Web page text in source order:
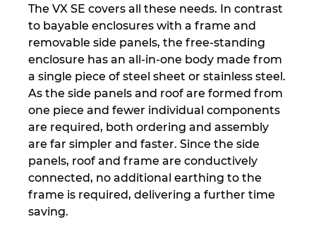
The VX SE covers all these needs. In contrast
to bayable enclosures with a frame and
removable side panels, the free-standing
enclosure has an all-in-one body made from
a single piece of steel sheet or stainless steel.
As the side panels and roof are formed from
one piece and fewer individual components
are required, both ordering and assembly
are far simpler and faster. Since the side
panels, roof and frame are conductively
connected, no additional earthing to the
frame is required, delivering a further time
saving.